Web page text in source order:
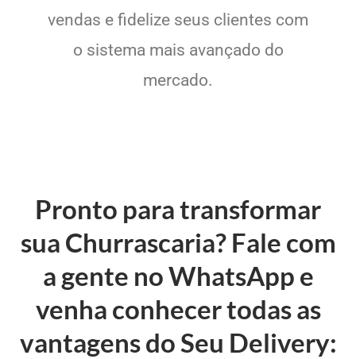
vendas e fidelize seus clientes com
o sistema mais avançado do
mercado.
Pronto para transformar
sua Churrascaria? Fale com
a gente no WhatsApp e
venha conhecer todas as
vantagens do Seu Delivery: